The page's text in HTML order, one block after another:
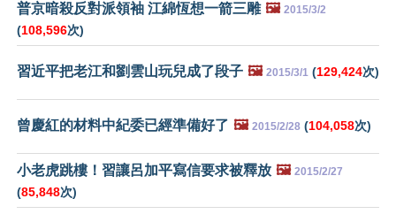
普京暗殺反對派領袖 江綿恆想一箭三雕 🖼️ 2015/3/2
(108,596次)
習近平把老江和劉雲山玩兒成了段子 🖼️ 2015/3/1 (129,424次)
曾慶紅的材料中紀委已經準備好了 🖼️ 2015/2/28 (104,058次)
小老虎跳樓！習讓呂加平寫信要求被釋放 🖼️ 2015/2/27
(85,848次)